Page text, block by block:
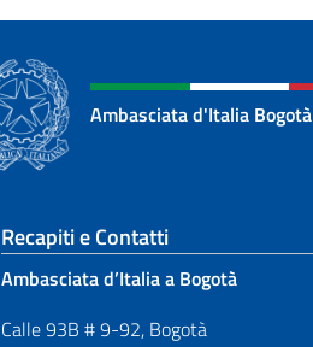
Ambasciata d'Italia Bogotà
Sezione footer
Recapiti e Contatti
Ambasciata d’Italia a Bogotà
Calle 93B # 9-92, Bogotà